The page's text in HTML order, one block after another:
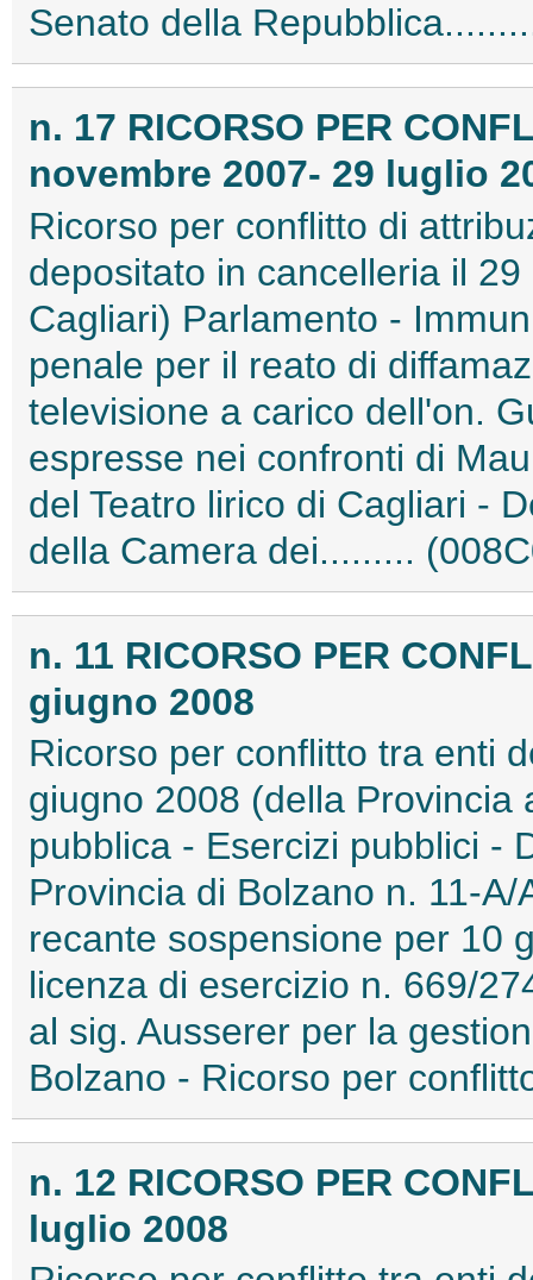
Senato della
n. 17 RICORSO PER
novembre 2007- 29 luglio
Ricorso per conflitto di
depositato in cancelleria il
Cagliari) Parlamento -
penale per il reato di
televisione a carico dell'on.
espresse nei confronti di
del Teatro lirico di Cagliari -
della Camera dei.........
n. 11 RICORSO PER
giugno 2008
Ricorso per conflitto tra enti
giugno 2008 (della Provincia
pubblica - Esercizi pubblici -
Provincia di Bolzano n. 11-
recante sospensione per 10
licenza di esercizio n. 669/
al sig. Ausserer per la
Bolzano - Ricorso per
n. 12 RICORSO PER
luglio 2008